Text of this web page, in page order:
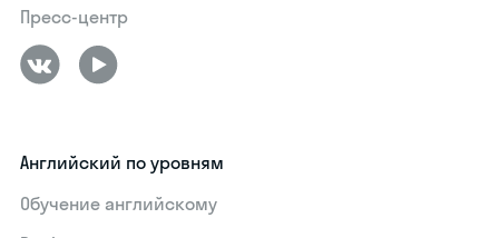
Пресс-центр
Английский по уровням
Обучение английскому